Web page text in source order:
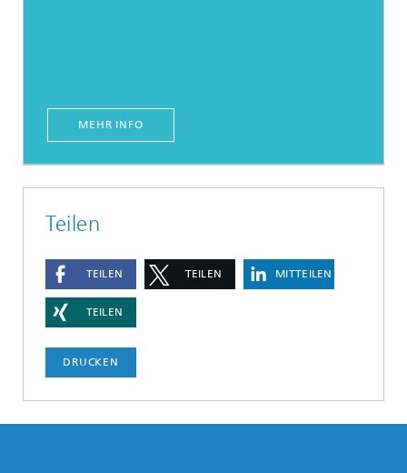
MEHR INFO
Teilen
TEILEN TEILEN MITTEILEN
TEILEN
DRUCKEN